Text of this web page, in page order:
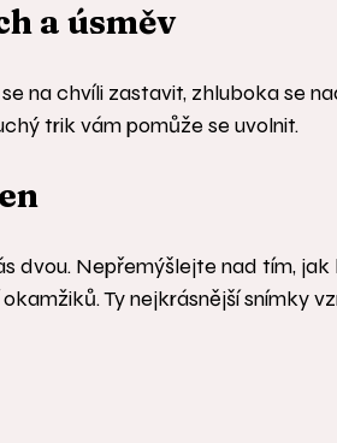
a úsměv
na chvíli zastavit, zhluboka se
trik vám pomůže se uvolnit.
dvou. Nepřemýšlejte nad tím,
Ty nejkrásnější snímky